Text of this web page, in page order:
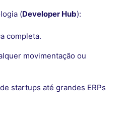
(Developer Hub):
completa.
movimentação ou
startups até grandes ERPs